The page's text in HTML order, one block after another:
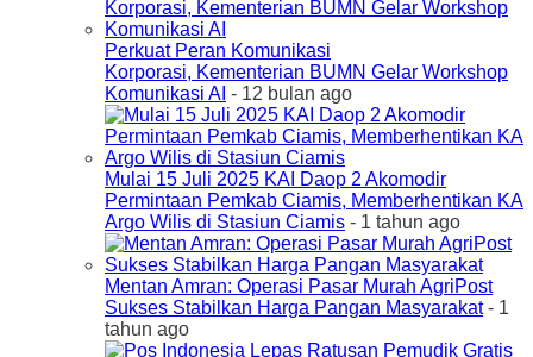
Perkuat Peran Komunikasi
Korporasi, Kementerian BUMN Gelar Workshop
Komunikasi AI - 12 bulan ago
Mulai 15 Juli 2025 KAI Daop 2 Akomodir
Permintaan Pemkab Ciamis, Memberhentikan KA
Argo Wilis di Stasiun Ciamis - 1 tahun ago
Mentan Amran: Operasi Pasar Murah AgriPost
Sukses Stabilkan Harga Pangan Masyarakat- 1
tahun ago